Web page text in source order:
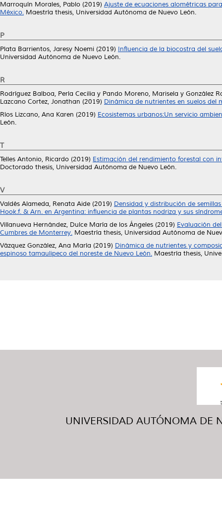
Marroquín Morales, Pablo (2019) Ajuste de ecuaciones alométricas
México. Maestría thesis, Universidad Autónoma de Nuevo León.
P
Plata Barrientos, Jaresy Noemi (2019) Influencia de la biocostra del
Universidad Autónoma de Nuevo León.
R
Rodríguez Balboa, Perla Cecilia y Pando Moreno, Marisela y González
Lazcano Cortez, Jonathan (2019) Dinámica de nutrientes en suelos del
Ríos Lizcano, Ana Karen (2019) Ecosistemas urbanos:Un servicio
León.
T
Telles Antonio, Ricardo (2019) Estimación del rendimiento forestal con
Doctorado thesis, Universidad Autónoma de Nuevo León.
V
Valdés Alameda, Renata Aide (2019) Densidad y distribución de
Hook.f. & Arn. en Argentina: influencia de plantas nodriza y sus
Villanueva Hernández, Dulce María de los Ángeles (2019) Evaluación
Cumbres de Monterrey. Maestría thesis, Universidad Autónoma de
Vázquez González, Ana María (2019) Dinámica de nutrientes y
espinoso tamaulipeco del noreste de Nuevo León. Maestría thesis,
UNIVERSIDAD AUTÓNOMA DE